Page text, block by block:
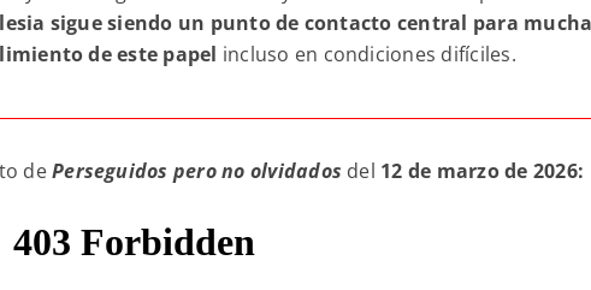
sigue siendo un punto de contacto central para
de este papel incluso en condiciones difíciles.
dePerseguidos pero no olvidados del 12 de marzo de 2026: